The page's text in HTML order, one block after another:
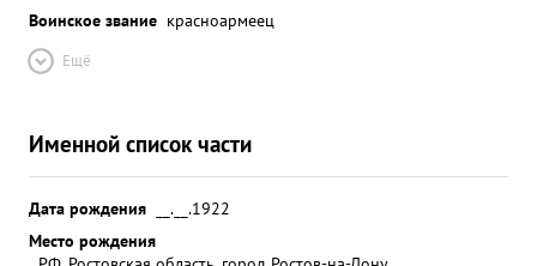
Воинское звание красноармеец
Ещё
Именной список части
Дата рождения
__.__.1922
Место рождения